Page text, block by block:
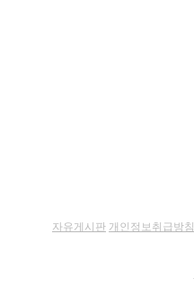
자유게시판 개인정보취급방침